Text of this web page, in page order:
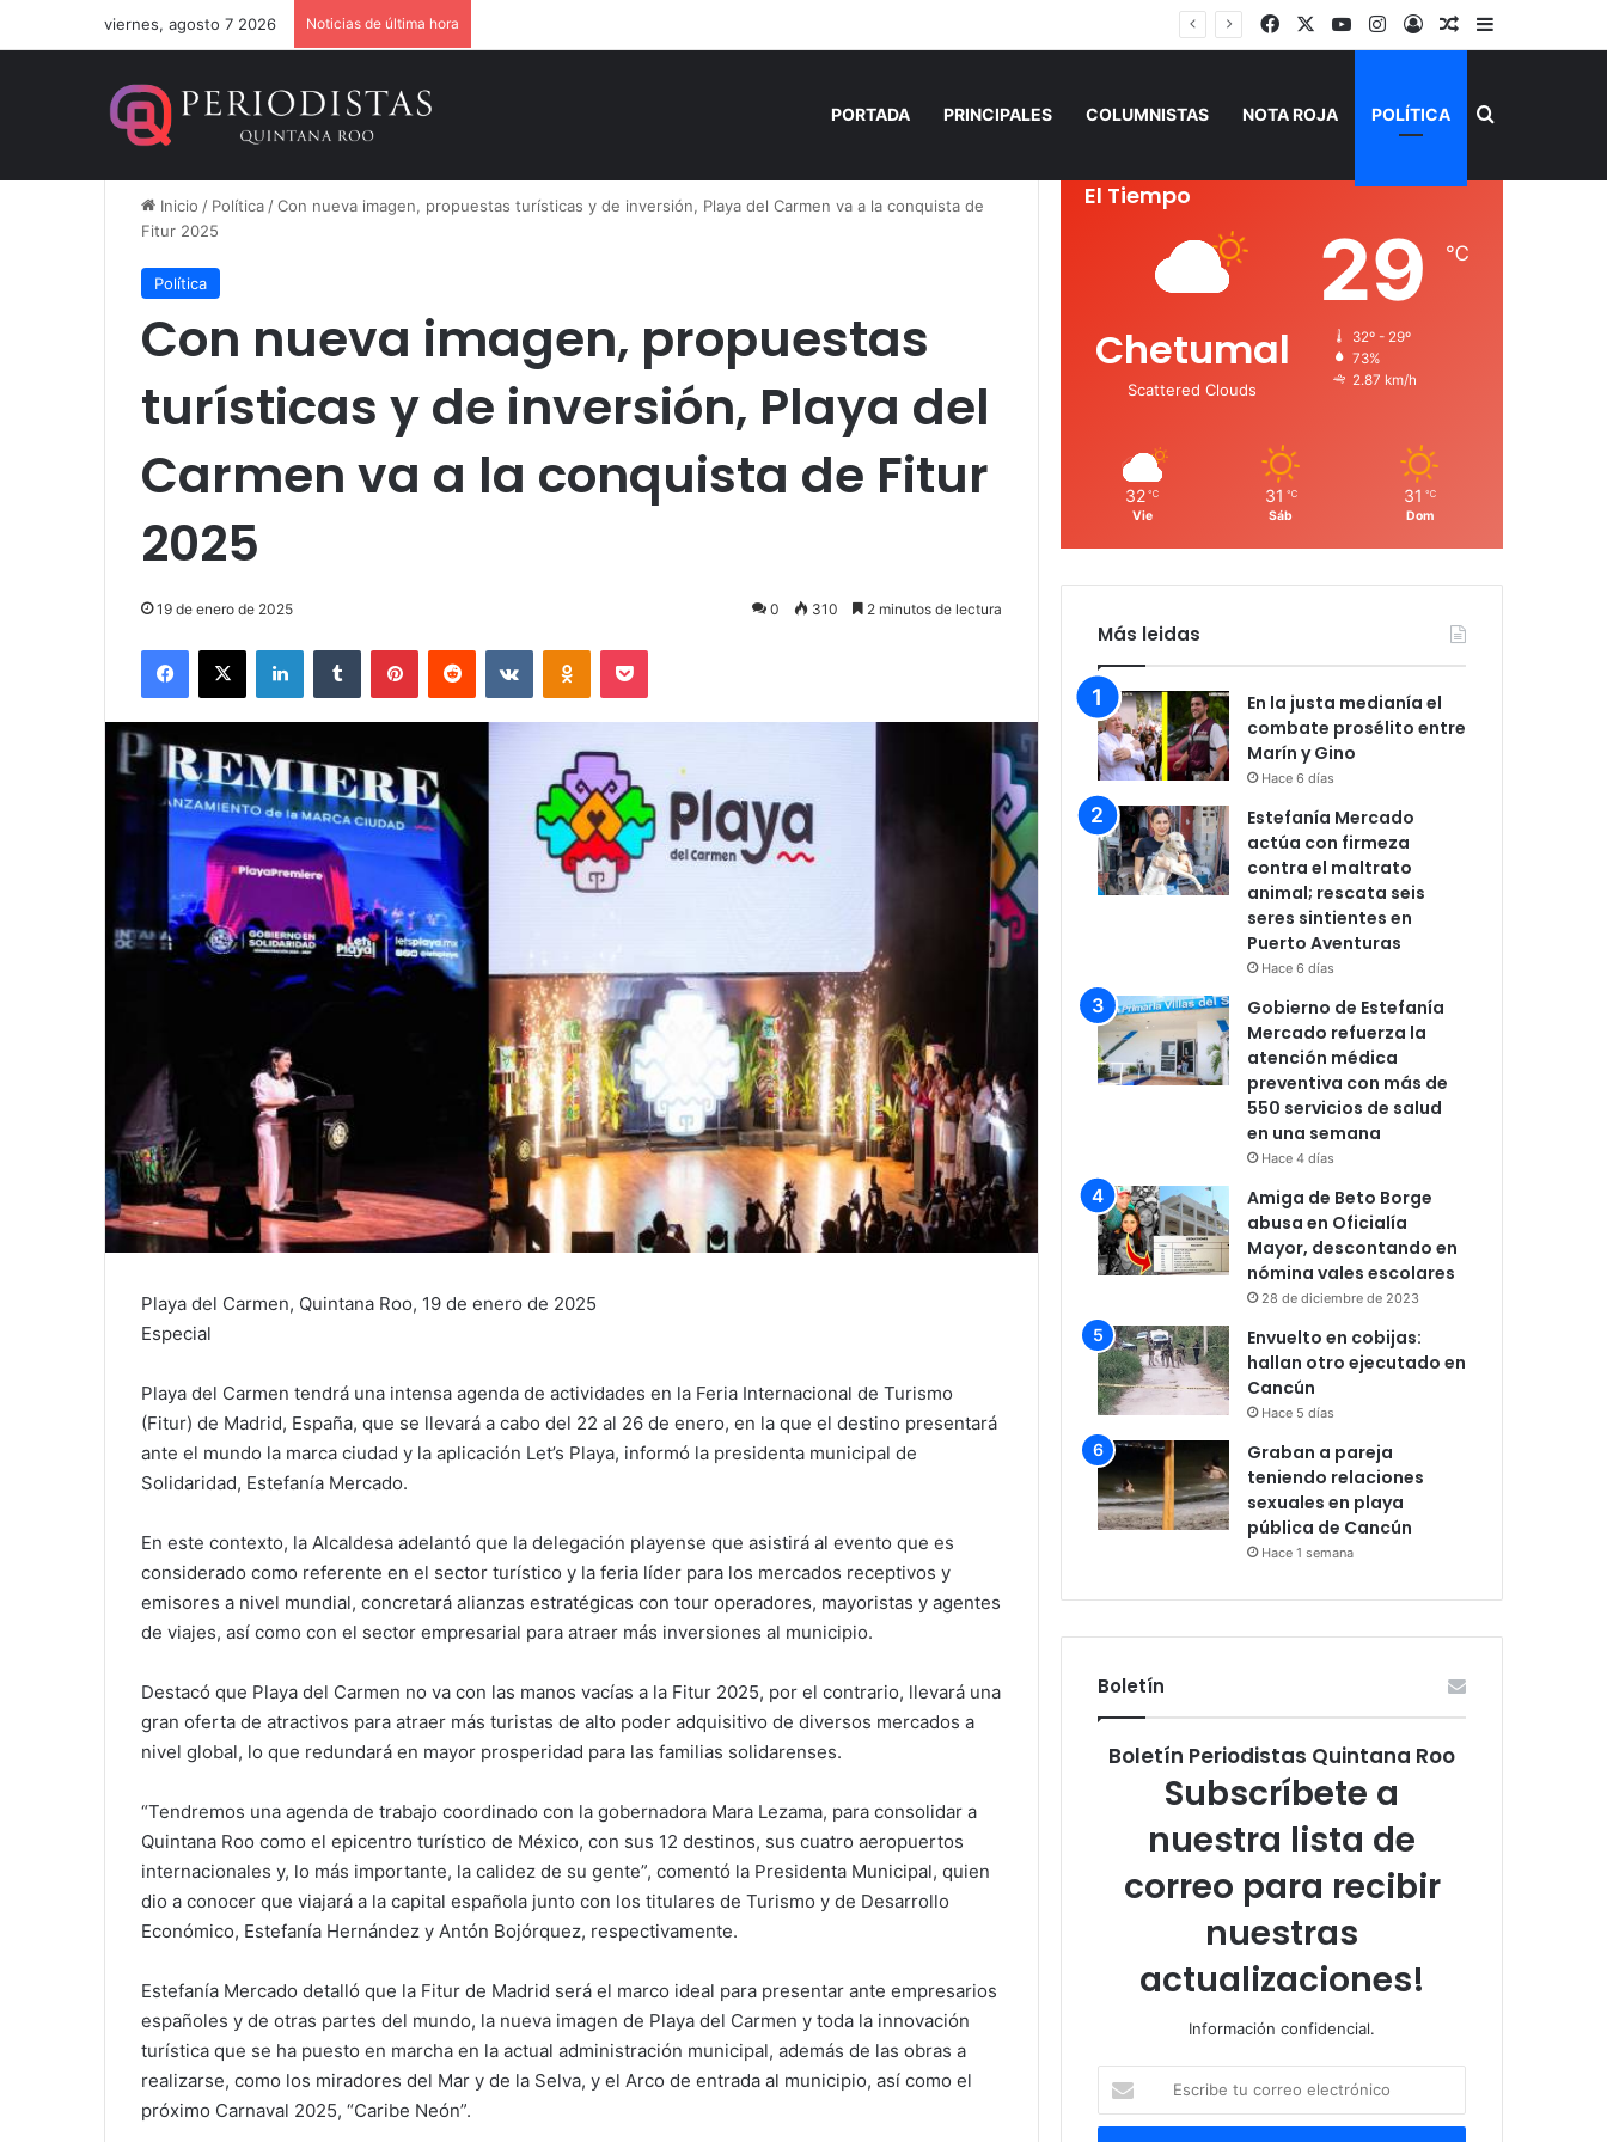
viernes, agosto 7 2026 Noticias de última hora FacebookYouTubeInstagram
AccesoPublicación al
Barra lateral
PORTADA PRINCIPALES COLUMNISTAS NOTA ROJA POLÍTICA Buscar por
Inicio / Política /Con nueva imagen, propuestas turísticas y de inversión, Playa del Carmen va a la conquista de
Fitur 2025
Política
Con nueva imagen, propuestas
turísticas y de inversión, Playa del
Carmen va a la conquista de Fitur
2025
19 de enero de 2025 0 310 2 minutos de lectura
Facebook
X LinkedInTumblr PinterestReddit VKontakteOdnoklassniki
Pocket
Playa del Carmen, Quintana Roo, 19 de enero de 2025
Especial
Playa del Carmen tendrá una intensa agenda de actividades en la Feria Internacional de Turismo
(Fitur) de Madrid, España, que se llevará a cabo del 22 al 26 de enero, en la que el destino presentará
ante el mundo la marca ciudad y la aplicación Let’s Playa, informó la presidenta municipal de
Solidaridad, Estefanía Mercado.
En este contexto, la Alcaldesa adelantó que la delegación playense que asistirá al evento que es
considerado como referente en el sector turístico y la feria líder para los mercados receptivos y
emisores a nivel mundial, concretará alianzas estratégicas con tour operadores, mayoristas y agentes
de viajes, así como con el sector empresarial para atraer más inversiones al municipio.
Destacó que Playa del Carmen no va con las manos vacías a la Fitur 2025, por el contrario, llevará una
gran oferta de atractivos para atraer más turistas de alto poder adquisitivo de diversos mercados a
nivel global, lo que redundará en mayor prosperidad para las familias solidarenses.
“Tendremos una agenda de trabajo coordinado con la gobernadora Mara Lezama, para consolidar a
Quintana Roo como el epicentro turístico de México, con sus 12 destinos, sus cuatro aeropuertos
internacionales y, lo más importante, la calidez de su gente”, comentó la Presidenta Municipal, quien
dio a conocer que viajará a la capital española junto con los titulares de Turismo y de Desarrollo
Económico, Estefanía Hernández y Antón Bojórquez, respectivamente.
Estefanía Mercado detalló que la Fitur de Madrid será el marco ideal para presentar ante empresarios
españoles y de otras partes del mundo, la nueva imagen de Playa del Carmen y toda la innovación
turística que se ha puesto en marcha en la actual administración municipal, además de las obras a
realizarse, como los miradores del Mar y de la Selva, y el Arco de entrada al municipio, así como el
próximo Carnaval 2025, “Caribe Neón”.
El Tiempo
Chetumal
Scattered Clouds
29 ℃
32º - 29º
73%
2.87 km/h
32 ℃
Vie
31 ℃
Sáb
31 ℃
Dom
Más leidas
En la justa medianía el
combate prosélito entre
Marín y Gino
Hace 6 días
Estefanía Mercado
actúa con firmeza
contra el maltrato
animal; rescata seis
seres sintientes en
Puerto Aventuras
Hace 6 días
Gobierno de Estefanía
Mercado refuerza la
atención médica
preventiva con más de
550 servicios de salud
en una semana
Hace 4 días
Amiga de Beto Borge
abusa en Oficialía
Mayor, descontando en
nómina vales escolares
28 de diciembre de 2023
Envuelto en cobijas:
hallan otro ejecutado en
Cancún
Hace 5 días
Graban a pareja
teniendo relaciones
sexuales en playa
pública de Cancún
Hace 1 semana
Boletín
Boletín Periodistas Quintana Roo
Subscríbete a
nuestra lista de
correo para recibir
nuestras
actualizaciones!
Información confidencial.
tu
correo